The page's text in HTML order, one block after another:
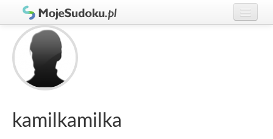
Graj w Sudoku!
Zasady Sudoku
Rankingi
kamilkamilka